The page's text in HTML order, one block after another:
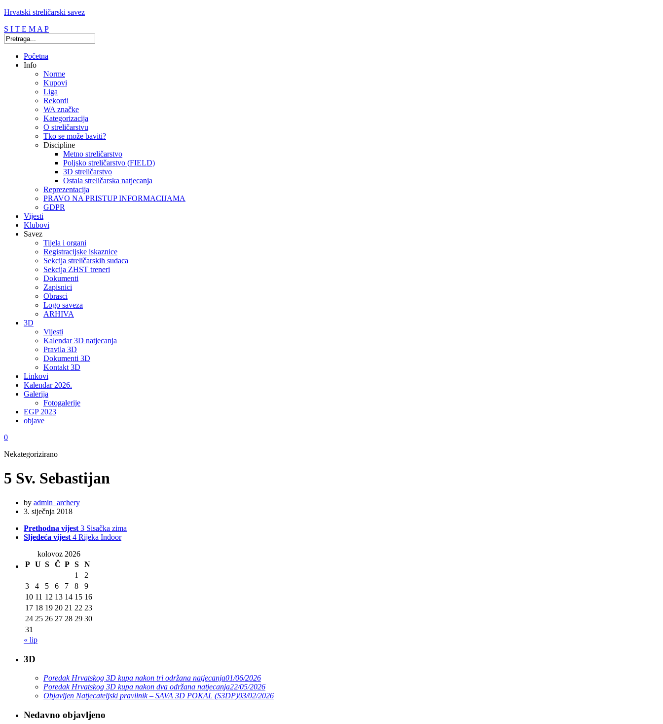
Hrvatski streličarski savez
S I T E M A P
Početna
Info
Norme
Kupovi
Liga
Rekordi
WA značke
Kategorizacija
O streličarstvu
Tko se može baviti?
Discipline
Metno streličarstvo
Poljsko streličarstvo (FIELD)
3D streličarstvo
Ostala streličarska natjecanja
Reprezentacija
PRAVO NA PRISTUP INFORMACIJAMA
GDPR
Vijesti
Klubovi
Savez
Tijela i organi
Registracijske iskaznice
Sekcija streličarskih sudaca
Sekcija ZHST treneri
Dokumenti
Zapisnici
Obrasci
Logo saveza
ARHIVA
3D
Vijesti
Kalendar 3D natjecanja
Pravila 3D
Dokumenti 3D
Kontakt 3D
Linkovi
Kalendar 2026.
Galerija
Fotogalerije
EGP 2023
objave
0
Nekategorizirano
5 Sv. Sebastijan
by admin_archery
3. siječnja 2018
Prethodna vijest 3 Sisačka zima
Sljedeća vijest 4 Rijeka Indoor
kolovoz 2026
P U S Č P S
N
1
2
3
4 5 6 7 8
9
10 11 12 13 14 15 16
17 18 19 20 21 22 23
24 25 26 27 28 29 30
31
« lip
3D
Poredak Hrvatskog 3D kupa nakon tri održana natjecanja01/06/2026
Poredak Hrvatskog 3D kupa nakon dva održana natjecanja22/05/2026
Objavljen Natjecateljski pravilnik – SAVA 3D POKAL (S3DP)03/02/2026
Nedavno objavljeno